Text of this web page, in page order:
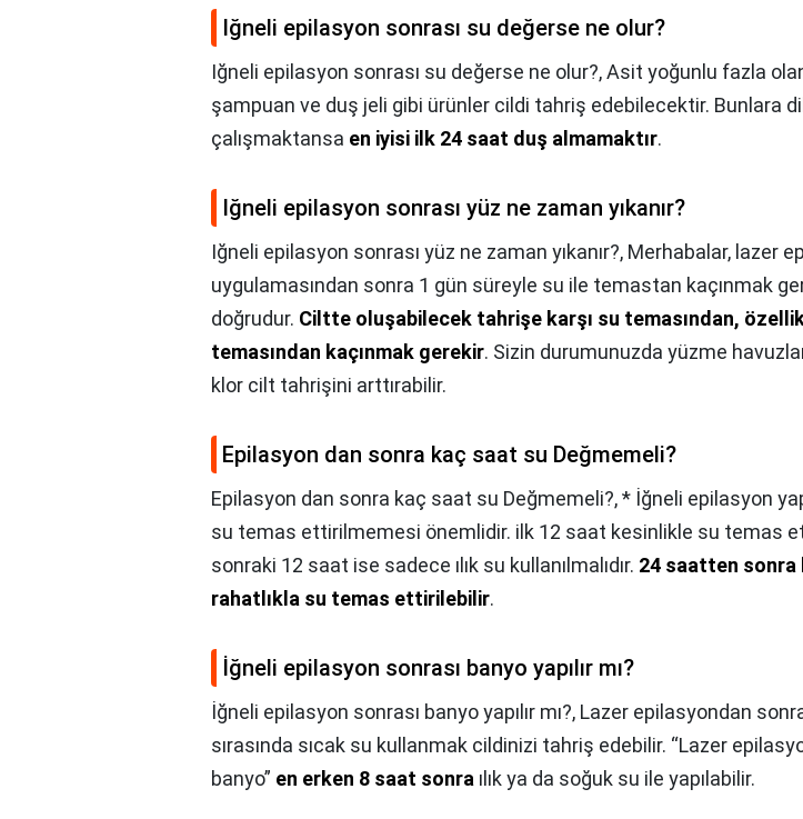
Iğneli epilasyon sonrası su değerse ne olur?
Iğneli epilasyon sonrası su değerse ne olur?,Asit yoğunlu fazla
şampuan ve duş jeli gibi ürünler cildi tahriş edebilecektir. Bunlara
çalışmaktansa en iyisi ilk 24 saat duş almamaktır.
Iğneli epilasyon sonrası yüz ne zaman yıkanır?
Iğneli epilasyon sonrası yüz ne zaman yıkanır?, Merhabalar, lazer
uygulamasından sonra 1 gün süreyle su ile temastan kaçınmak
doğrudur. Ciltte oluşabilecek tahrişe karşı su temasından,
temasından kaçınmak gerekir. Sizin durumunuzda yüzme
klor cilt tahrişini arttırabilir.
Epilasyon dan sonra kaç saat su Değmemeli?
Epilasyon dan sonra kaç saat su Değmemeli?,* İğneli epilasyon
su temas ettirilmemesi önemlidir. ilk 12 saat kesinlikle su temas
sonraki 12 saat ise sadece ılık su kullanılmalıdır. 24 saatten sonra
rahatlıkla su temas ettirilebilir.
İğneli epilasyon sonrası banyo yapılır mı?
İğneli epilasyon sonrası banyo yapılır mı?, Lazer epilasyondan
sırasında sıcak su kullanmak cildinizi tahriş edebilir. “Lazer
banyo” en erken 8 saat sonra ılık ya da soğuk su ile yapılabilir.